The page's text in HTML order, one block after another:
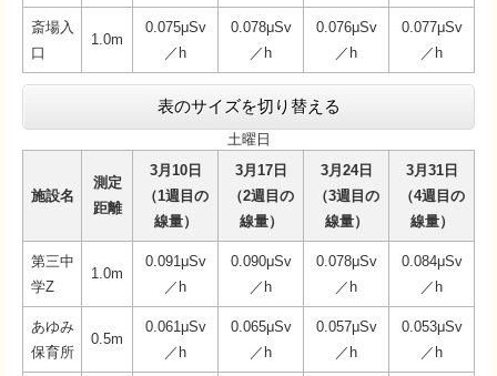
斎場入
口
1.0m
0.075μSv
／h
0.078μSv
／h
0.076μSv
／h
0.077μSv
／h
表のサイズを切り替える
土曜日
施設名
測定
距離
3月10日
（1週目の
線量）
3月17日
（2週目の
線量）
3月24日
（3週目の
線量）
3月31日
（4週目の
線量）
第三中
学Z
1.0m
0.091μSv
／h
0.090μSv
／h
0.078μSv
／h
0.084μSv
／h
あゆみ
保育所
0.5m
0.061μSv
／h
0.065μSv
／h
0.057μSv
／h
0.053μSv
／h